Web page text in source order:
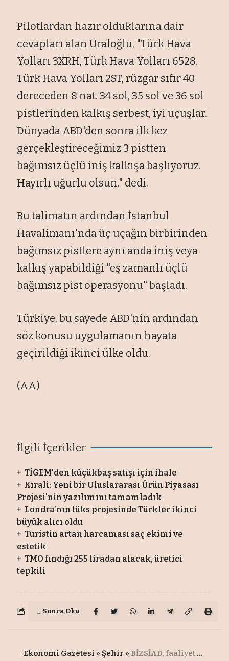
Pilotlardan hazır olduklarına dair
cevapları alan Uraloğlu, "Türk Hava
Yolları 3XRH, Türk Hava Yolları 6528,
Türk Hava Yolları 2ST, rüzgar sıfır 40
dereceden 8 nat. 34 sol, 35 sol ve 36 sol
pistlerinden kalkış serbest, iyi uçuşlar.
Dünyada ABD'den sonra ilk kez
gerçekleştireceğimiz 3 pistten
bağımsız üçlü iniş kalkışa başlıyoruz.
Hayırlı uğurlu olsun." dedi.
Bu talimatın ardından İstanbul
Havalimanı'nda üç uçağın birbirinden
bağımsız pistlere aynı anda iniş veya
kalkış yapabildiği "eş zamanlı üçlü
bağımsız pist operasyonu" başladı.
Türkiye, bu sayede ABD'nin ardından
söz konusu uygulamanın hayata
geçirildiği ikinci ülke oldu.
(AA)
İlgili İçerikler
TİGEM'den küçükbaş satışı için ihale
Kırali: Yeni bir Uluslararası Ürün Piyasası
Projesi'nin yazılımını tamamladık
Londra’nın lüks projesinde Türkler ikinci
büyük alıcı oldu
Turistin artan harcaması saç ekimi ve
estetik
TMO fındığı 255 liradan alacak, üretici
tepkili
Sonra Oku
Ekonomi Gazetesi » Şehir » BİZSİAD, faaliyet alanını Görükle’nin dışına taşıdı